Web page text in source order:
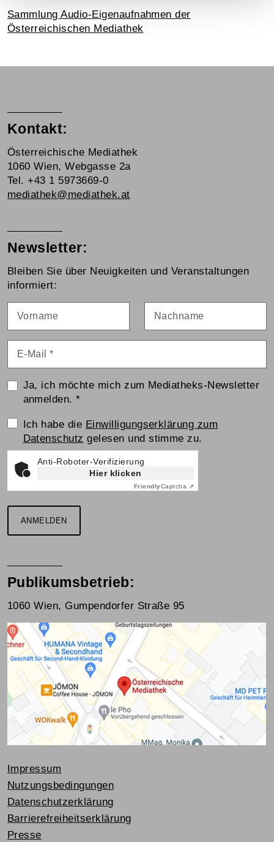
Sammlung Audio-Eigenaufnahmen der
Österreichischen Mediathek
Kontakt:
Österreichische Mediathek
1060 Wien, Webgasse 2a
Tel. +43 1 5973669-0
mediathek@mediathek.at
Newsletter:
Bleiben Sie über Neuigkeiten und Veranstaltungen
informiert:
Ja, ich möchte mich zum Mediatheks-Newsletter
anmelden.*
Einwilligungserklärung
Ich habe die Einwilligungserklärung zum
Datenschutz gelesen und stimme zu.
Anti-Roboter-Verifizierung
Hier klicken
FriendlyCaptcha ⇗
ANMELDEN
Publikumsbetrieb:
1060 Wien, Gumpendorfer Straße 95
Impressum
Nutzungsbedingungen
Datenschutzerklärung
Barrierefreiheitserklärung
Presse